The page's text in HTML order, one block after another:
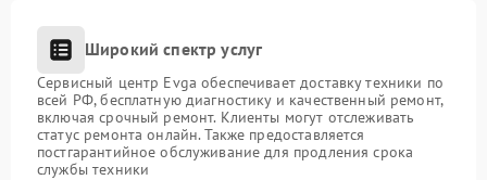
Широкий спектр услуг
Сервисный центр Evga обеспечивает доставку техники по
всей РФ, бесплатную диагностику и качественный ремонт,
включая срочный ремонт. Клиенты могут отслеживать
статус ремонта онлайн. Также предоставляется
постгарантийное обслуживание для продления срока
службы техники